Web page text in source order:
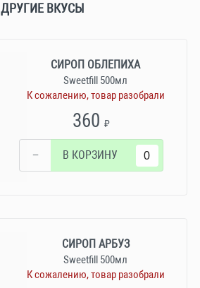
ДРУГИЕ ВКУСЫ
СИРОП ОБЛЕПИХА
Sweetfill 500мл
К сожалению, товар разобрали
360₽
− В КОРЗИНУ
СИРОП АРБУЗ
Sweetfill 500мл
К сожалению, товар разобрали